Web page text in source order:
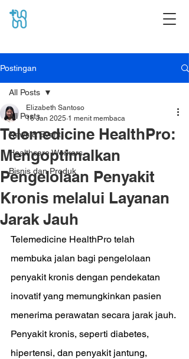
Postingan
All Posts
News & Event
Healthcare Workers
Bisnis dan Produk
All Posts
Telemedicine HealthPro:
Mengoptimalkan
Pengelolaan Penyakit
Kronis melalui Layanan
Jarak Jauh
Elizabeth Santoso
16 Jan 2025 1 menit membaca
Telemedicine HealthPro telah
membuka jalan bagi pengelolaan
penyakit kronis dengan pendekatan
inovatif yang memungkinkan pasien
menerima perawatan secara jarak jauh.
Penyakit kronis, seperti diabetes,
hipertensi, dan penyakit jantung,